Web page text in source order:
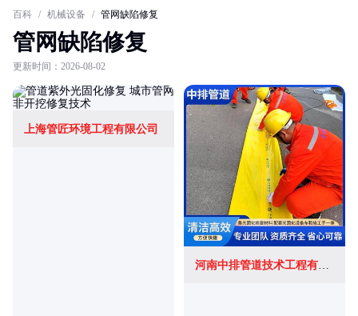
百科 / 机械设备 / 管网缺陷修复
管网缺陷修复
更新时间：2026-08-02
上海管匠环境工程有限公司
河南中排管道技术工程有限公司